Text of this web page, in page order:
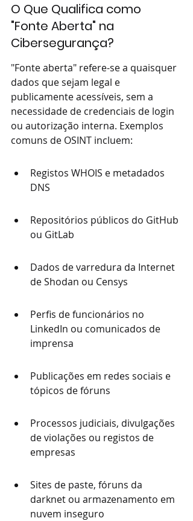
O Que Qualifica como
"Fonte Aberta" na
Cibersegurança?
"Fonte aberta" refere-se a quaisquer
dados que sejam legal e
publicamente acessíveis, sem a
necessidade de credenciais de login
ou autorização interna. Exemplos
comuns de OSINT incluem:
Registos WHOIS e metadados
DNS
Repositórios públicos do GitHub
ou GitLab
Dados de varredura da Internet
de Shodan ou Censys
Perfis de funcionários no
LinkedIn ou comunicados de
imprensa
Publicações em redes sociais e
tópicos de fóruns
Processos judiciais, divulgações
de violações ou registos de
empresas
Sites de paste, fóruns da
darknet ou armazenamento em
nuvem inseguro